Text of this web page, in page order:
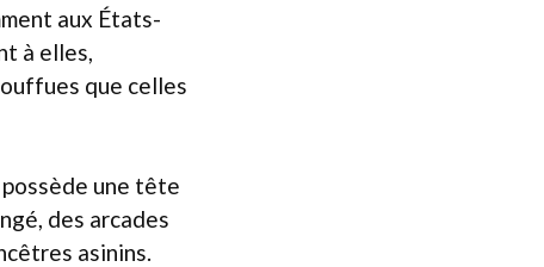
aux États-
à elles,
que celles
une tête
des arcades
asinins.